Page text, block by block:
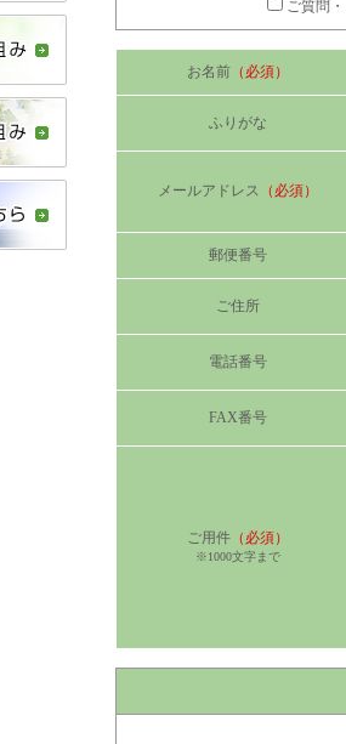
ご質問
お名前（必須）
ふりがな
メールアドレス （必須）
郵便番号
ご住所
電話番号
FAX番号
ご用件（必須）
※1000文字まで